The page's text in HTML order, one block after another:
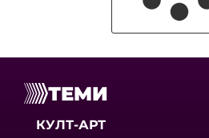
ТЕМИ
КУЛТ-АРТ